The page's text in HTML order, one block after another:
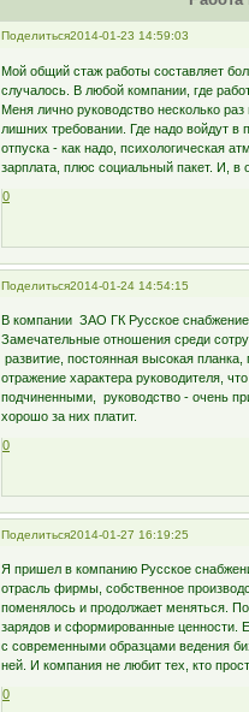
Поделиться2014-01-23 14:59:03
Мой общий стаж работы составляет
случалось. В любой компании, где
Меня лично руководство несколько
лишних требовании. Где надо войдут в
отпуска - как надо, психологическая
зарплата, плюс социальный пакет. И,
0
Поделиться2014-01-24 14:54:15
В компании ЗАО ГК Русское
Замечательные отношения среди
развитие, постоянная высокая
отражение характера руководителя,
подчиненными, руководство - очень
хорошо за них платит.
0
Поделиться2014-01-27 16:19:25
Я пришел в компанию Русское
отрасль фирмы, собственное
поменялось и продолжает меняться.
зарядов и сформированные ценности.
с современными образцами ведения
ней. И компания не любит тех, кто
0